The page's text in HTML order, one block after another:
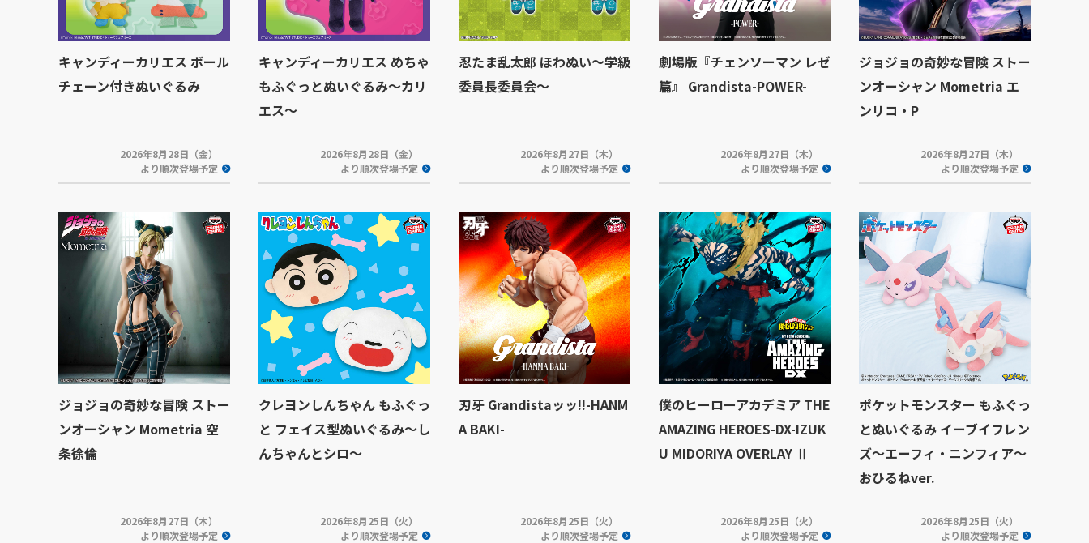
キャンディーカリエス ボール
チェーン付きぬいぐるみ
2026年8月28日（金）
より順次登場予定
キャンディーカリエス めちゃ
もふぐっとぬいぐるみ～カリ
エス～
2026年8月28日（金）
より順次登場予定
忍たま乱太郎 ほわぬい～学級
委員長委員会～
2026年8月27日（木）
より順次登場予定
劇場版『チェンソーマン レゼ
篇』 Grandista-POWER-
2026年8月27日（木）
より順次登場予定
ジョジョの奇妙な冒険 ストー
ンオーシャン Mometria エ
ンリコ・P
2026年8月27日（木）
より順次登場予定
ジョジョの奇妙な冒険 ストー
ンオーシャン Mometria 空
条徐倫
2026年8月27日（木）
より順次登場予定
クレヨンしんちゃん もふぐっ
と フェイス型ぬいぐるみ～し
んちゃんとシロ～
2026年8月25日（火）
より順次登場予定
刃牙 Grandistaッッ!!-HANM
A BAKI-
2026年8月25日（火）
より順次登場予定
僕のヒーローアカデミア THE
AMAZING HEROES-DX-IZUK
U MIDORIYA OVERLAY Ⅱ
2026年8月25日（火）
より順次登場予定
ポケットモンスター もふぐっ
とぬいぐるみ イーブイフレン
ズ～エーフィ・ニンフィア～
おひるねver.
2026年8月25日（火）
より順次登場予定